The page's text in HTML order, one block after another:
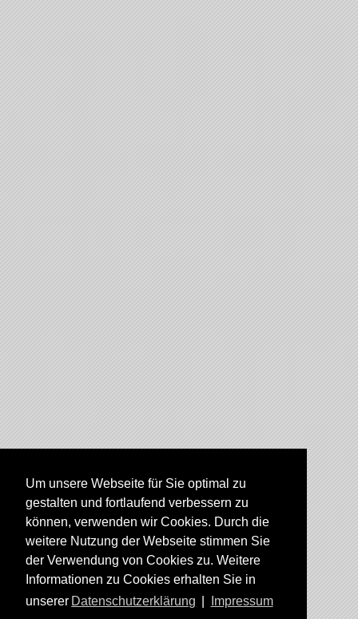
Um unsere Webseite für Sie optimal zu
gestalten und fortlaufend verbessern zu
können, verwenden wir Cookies. Durch die
weitere Nutzung der Webseite stimmen Sie
der Verwendung von Cookies zu. Weitere
Informationen zu Cookies erhalten Sie in
unserer Datenschutzerklärung Impressum